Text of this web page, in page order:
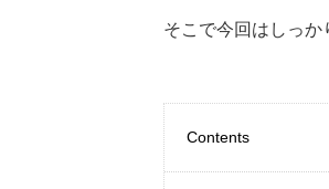
そこで今回はしっか
Contents